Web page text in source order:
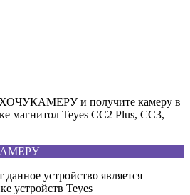
ХОЧУКАМЕРУ и получите камеру в
магнитол Teyes CC2 Plus, CC3,
устройство является
устройств Teyes